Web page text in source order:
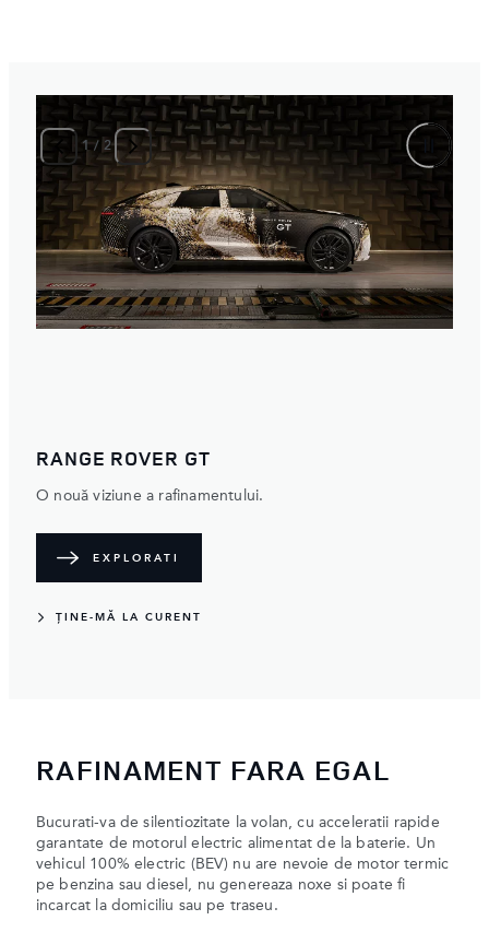
1/ 2
RANGE ROVER GT
O nouă viziune a rafinamentului.
EXPLORATI
ȚINE-MĂ LA CURENT
RAFINAMENT FARA EGAL
Bucurati-va de silentiozitate la volan, cu acceleratii rapide
garantate de motorul electric alimentat de la baterie. Un
vehicul 100% electric (BEV) nu are nevoie de motor termic
pe benzina sau diesel, nu genereaza noxe si poate fi
incarcat la domiciliu sau pe traseu.